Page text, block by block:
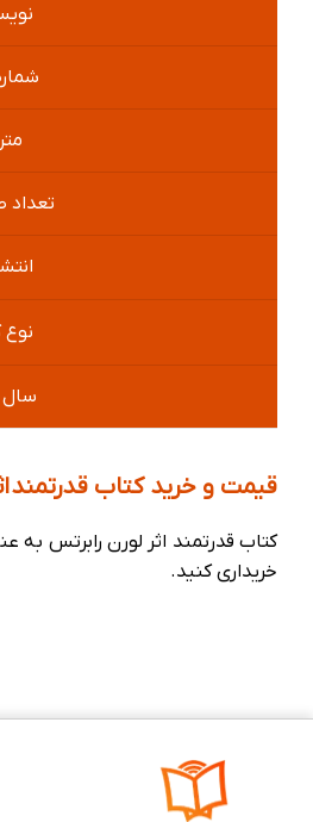
نوع
قیمت و خرید کتاب قدرتمند
کتاب قدرتمند اثر لورن رابرتس
خریداری کنید.